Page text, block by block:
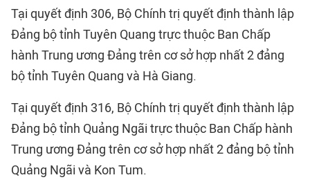
Tại quyết định 306, Bộ Chính trị quyết định thành lập
Đảng bộ tỉnh Tuyên Quang trực thuộc Ban Chấp
hành Trung ương Đảng trên cơ sở hợp nhất 2 đảng
bộ tỉnh Tuyên Quang và Hà Giang.
Tại quyết định 316, Bộ Chính trị quyết định thành lập
Đảng bộ tỉnh Quảng Ngãi trực thuộc Ban Chấp hành
Trung ương Đảng trên cơ sở hợp nhất 2 đảng bộ tỉnh
Quảng Ngãi và Kon Tum.